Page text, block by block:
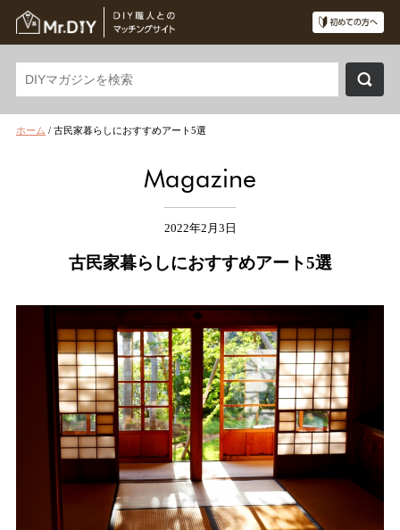
ホーム / 古民家暮らしにおすすめアート5選
Magazine
2022年2月3日
古民家暮らしにおすすめアート5選